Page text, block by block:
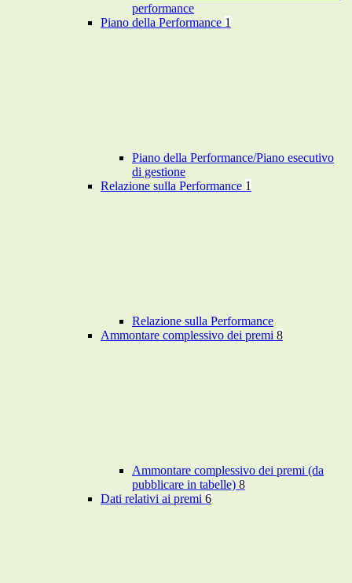
performance
Piano della Performance 1
Piano della Performance/Piano esecutivo
di gestione
Relazione sulla Performance 1
Relazione sulla Performance
Ammontare complessivo dei premi 8
Ammontare complessivo dei premi (da
pubblicare in tabelle) 8
Dati relativi ai premi 6